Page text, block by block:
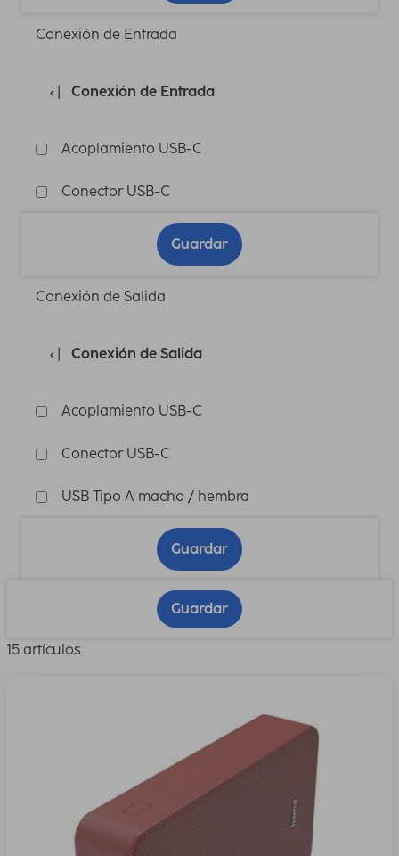
Conexión de Entrada
Conexión de Entrada
Acoplamiento USB-C
Conector USB-C
Guardar
Conexión de Salida
Conexión de Salida
Acoplamiento USB-C
Conector USB-C
USB Tipo A macho / hembra
Guardar
Guardar
15 artículos